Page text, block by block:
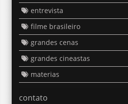
entrevista
filme brasileiro
grandes cenas
grandes cineastas
materias
contato